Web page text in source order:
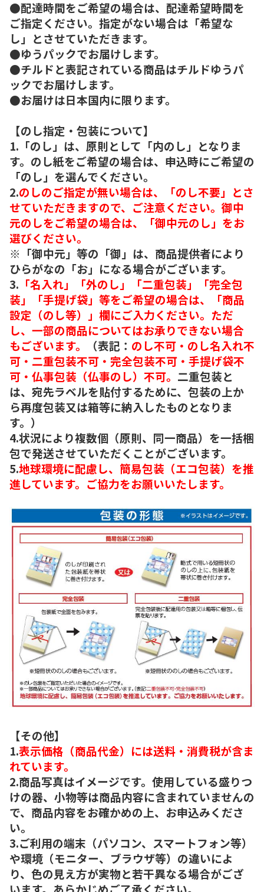
●配達時間をご希望の場合は、配達希望時間を
ご指定ください。指定がない場合は「希望な
し」とさせていただきます。
●ゆうパックでお届けします。
●チルドと表記されている商品はチルドゆうパ
ックでお届けします。
●お届けは日本国内に限ります。
【のし指定・包装について】
1.「のし」は、原則として「内のし」となりま
す。のし紙をご希望の場合は、申込時にご希望の
「のし」を選んでください。
2.のしのご指定が無い場合は、「のし不要」とさ
せていただきますので、ご注意ください。御中
元のしをご希望の場合は、「御中元のし」をお
選びください。
※「御中元」等の「御」は、商品提供者により
ひらがなの「お」になる場合がございます。
3. 「名入れ」「外のし」「二重包装」「完全包
装」「手提げ袋」等をご希望の場合は、「商品
設定（のし等）」欄にご入力ください。ただ
し、一部の商品についてはお承りできない場合
もございます。
（表記： のし不可・のし名入れ不
可・二重包装不可・完全包装不可・手提げ袋不
可・仏事包装（仏事のし）不可。 二重包装と
は、宛先ラベルを貼付するために、包装の上か
ら再度包装又は箱等に納入したものとなりま
す。）
4.状況により複数個（原則、同一商品）を一括梱
包で発送させていただくことがございます。
5.地球環境に配慮し、簡易包装（エコ包装）を推
進しています。ご協力をお願いいたします。
【その他】
1.表示価格（商品代金）には送料・消費税が含ま
れています。
2.商品写真はイメージです。使用している盛りつ
けの器、小物等は商品内容に含まれていませんの
で、商品内容をお確かめの上、お申込みくださ
い。
3.ご利用の端末（パソコン、スマートフォン等）
や環境（モニター、ブラウザ等）の違いによ
り、色の見え方が実物と若干異なる場合がござ